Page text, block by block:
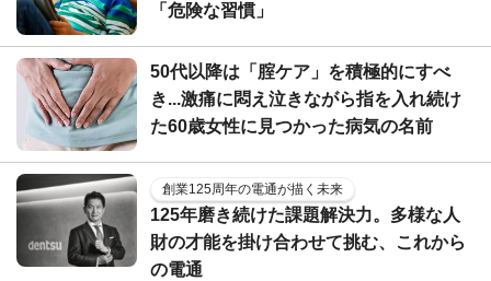
「危険な習慣」
50代以降は「腟ケア」を積極的にすべ
き...激痛に悶え泣きながら指を入れ続け
た60歳女性に見つかった病気の名前
創業125周年の電通が描く未来
125年磨き続けた課題解決力。多様な人
財の才能を掛け合わせて挑む、これから
の電通